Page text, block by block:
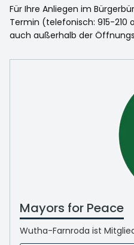
Für Ihre Anliegen im
Termin (telefonisch: 915-210
auch außerhalb der
Mayors for Peace
Wutha-Farnroda ist